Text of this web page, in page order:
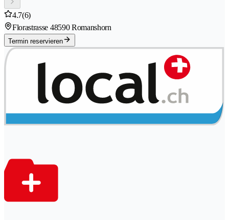
4.7(6)
Florastrasse 48590 Romanshorn
Termin reservieren